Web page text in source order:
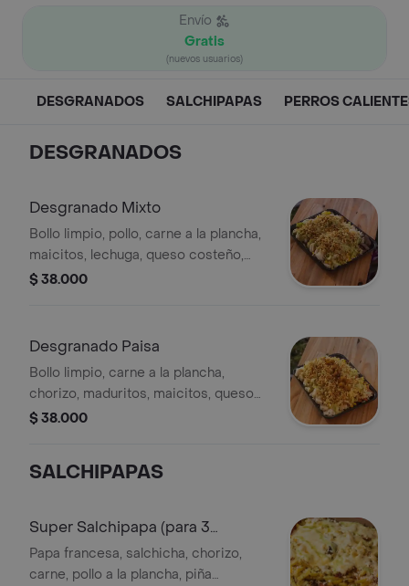
Envío
Gratis
(nuevos usuarios)
DESGRANADOS SALCHIPAPAS PERROS
DESGRANADOS
Desgranado Mixto
Bollo limpio, pollo, carne a la plancha,
maicitos, lechuga, queso costeño,
papa ripio y salsas.
$ 38.000
Desgranado Paisa
Bollo limpio, carne a la plancha,
chorizo, maduritos, maicitos, queso
derretido, papa ripio y salsas.
$ 38.000
SALCHIPAPAS
Super Salchipapa (para 3
personas)
Papa francesa, salchicha, chorizo,
carne, pollo a la plancha, piña